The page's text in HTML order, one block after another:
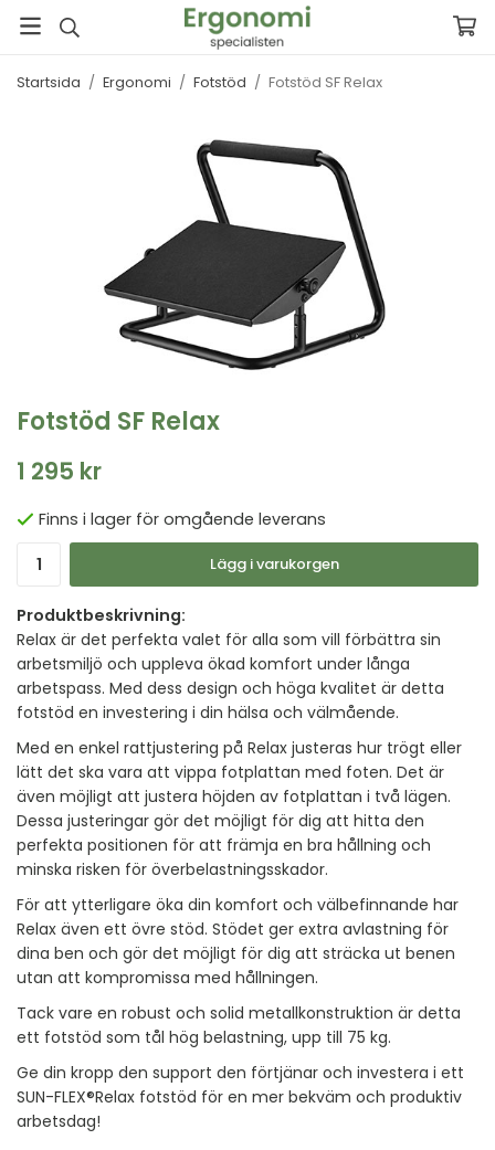
Startsida / Ergonomi / Fotstöd / Fotstöd SF Relax
Fotstöd SF Relax
1 295 kr
Finns i lager för omgående leverans
Lägg i varukorgen
Produktbeskrivning:
Relax är det perfekta valet för alla som vill förbättra sin
arbetsmiljö och uppleva ökad komfort under långa
arbetspass. Med dess design och höga kvalitet är detta
fotstöd en investering i din hälsa och välmående.
Med en enkel rattjustering på Relax justeras hur trögt eller
lätt det ska vara att vippa fotplattan med foten. Det är
även möjligt att justera höjden av fotplattan i två lägen.
Dessa justeringar gör det möjligt för dig att hitta den
perfekta positionen för att främja en bra hållning och
minska risken för överbelastningsskador.
För att ytterligare öka din komfort och välbefinnande har
Relax även ett övre stöd. Stödet ger extra avlastning för
dina ben och gör det möjligt för dig att sträcka ut benen
utan att kompromissa med hållningen.
Tack vare en robust och solid metallkonstruktion är detta
ett fotstöd som tål hög belastning, upp till 75 kg.
Ge din kropp den support den förtjänar och investera i ett
SUN-FLEX®Relax fotstöd för en mer bekväm och produktiv
arbetsdag!